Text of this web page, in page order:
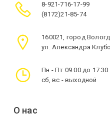
8-921-716-17-99
(8172)21-85-74
160021, город
ул. Александра
Пн - Пт 09.00 до 17.30
сб, вс - выходной
О нас